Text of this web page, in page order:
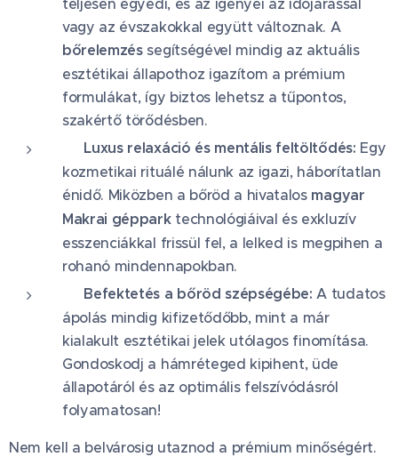
teljesen egyedi, és az igényei az időjárással
vagy az évszakokkal együtt változnak. A
bőrelemzéssegítségével mindig az aktuális
esztétikai állapothoz igazítom a prémium
formulákat, így biztos lehetsz a tűpontos,
szakértő törődésben.
💆‍♀️ Luxus relaxáció és mentális feltöltődés: Egy
kozmetikai rituálé nálunk az igazi, háborítatlan
énidő. Miközben a bőröd a hivatalos magyar
Makrai gépparktechnológiáival és exkluzív
esszenciákkal frissül fel, a lelked is megpihen a
rohanó mindennapokban.
💎 Befektetés a bőröd szépségébe: A tudatos
ápolás mindig kifizetődőbb, mint a már
kialakult esztétikai jelek utólagos finomítása.
Gondoskodj a hámréteged kipihent, üde
állapotáról és az optimális felszívódásról
folyamatosan!
Nem kell a belvárosig utaznod a prémium minőségért.